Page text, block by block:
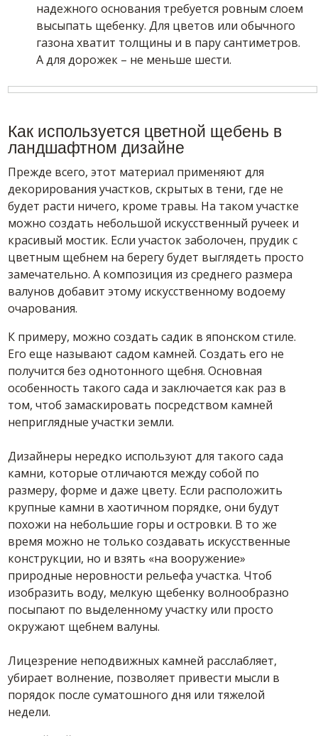
надежного основания требуется ровным слоем
высыпать щебенку. Для цветов или обычного
газона хватит толщины и в пару сантиметров.
А для дорожек – не меньше шести.
Как используется цветной щебень в
ландшафтном дизайне
Прежде всего, этот материал применяют для
декорирования участков, скрытых в тени, где не
будет расти ничего, кроме травы. На таком участке
можно создать небольшой искусственный ручеек и
красивый мостик. Если участок заболочен, прудик с
цветным щебнем на берегу будет выглядеть просто
замечательно. А композиция из среднего размера
валунов добавит этому искусственному водоему
очарования.
К примеру, можно создать садик в японском стиле.
Его еще называют садом камней. Создать его не
получится без однотонного щебня. Основная
особенность такого сада и заключается как раз в
том, чтоб замаскировать посредством камней
неприглядные участки земли.
Дизайнеры нередко используют для такого сада
камни, которые отличаются между собой по
размеру, форме и даже цвету. Если расположить
крупные камни в хаотичном порядке, они будут
похожи на небольшие горы и островки. В то же
время можно не только создавать искусственные
конструкции, но и взять «на вооружение»
природные неровности рельефа участка. Чтоб
изобразить воду, мелкую щебенку волнообразно
посыпают по выделенному участку или просто
окружают щебнем валуны.
Лицезрение неподвижных камней расслабляет,
убирает волнение, позволяет привести мысли в
порядок после суматошного дня или тяжелой
недели.